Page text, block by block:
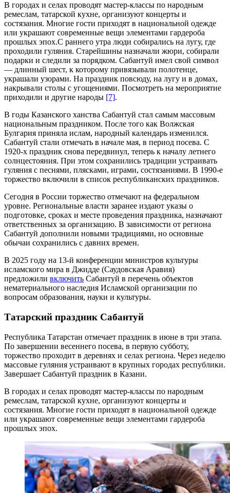
В городах и селах проводят мастер-классы по народным
ремеслам, татарской кухне, организуют концерты и
состязания. Многие гости приходят в национальной одежде
или украшают современные вещи элементами гардероба
прошлых эпох.С раннего утра люди собирались на лугу, где
проходили гуляния. Старейшины назначали жюри, собирали
подарки и следили за порядком. Сабантуй имел свой символ
— длинный шест, к которому привязывали полотенце,
украшали узорами. На праздник повсюду, на лугу и в домах,
накрывали столы с угощениями. Посмотреть на мероприятие
приходили и другие народы [7].
В годы Казанского ханства Сабантуй стал самым массовым
национальным праздником. После того как Волжская
Булгария приняла ислам, народный календарь изменился.
Сабантуй стали отмечать в начале мая, в период посева. С
1920-х праздник снова передвинул, теперь к началу летнего
солнцестояния. При этом сохранились традиции устраивать
гуляния с песнями, плясками, играми, состязаниями. В 1990-е
торжество включили в список республиканских праздников.
Сегодня в России торжество отмечают на федеральном
уровне. Региональные власти заранее издают указы о
подготовке, сроках и месте проведения праздника, назначают
ответственных за организацию. В зависимости от региона
Сабантуй дополнили новыми традициями, но основные
обычаи сохранились с давних времен.
В 2025 году на 13-й конференции министров культуры
исламского мира в Джидде (Саудовская Аравия)
предложили включить Сабантуй в перечень объектов
нематериального наследия Исламской организации по
вопросам образования, науки и культуры.
Татарский праздник Сабантуй
Республика Татарстан отмечает праздник в июне в три этапа.
По завершении весеннего посева, в первую субботу,
торжество проходит в деревнях и селах региона. Через неделю
массовые гуляния устраивают в крупных городах республики.
Завершает Сабантуй праздник в Казани.
В городах и селах проводят мастер-классы по народным
ремеслам, татарской кухне, организуют концерты и
состязания. Многие гости приходят в национальной одежде
или украшают современные вещи элементами гардероба
прошлых эпох.